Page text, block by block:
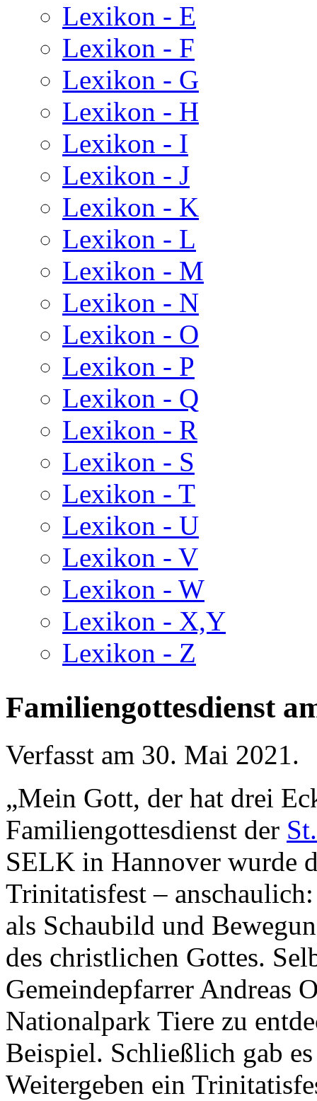
Lexikon - E
Lexikon - F
Lexikon - G
Lexikon - H
Lexikon - I
Lexikon - J
Lexikon - K
Lexikon - L
Lexikon - M
Lexikon - N
Lexikon - O
Lexikon - P
Lexikon - Q
Lexikon - R
Lexikon - S
Lexikon - T
Lexikon - U
Lexikon - V
Lexikon - W
Lexikon - X,Y
Lexikon - Z
Familiengottesdienst
Verfasst am 30. Mai 2021.
„Mein Gott, der hat drei
Familiengottesdienst der
SELK in Hannover wurde
Trinitatisfest –
als Schaubild und
des christlichen Gottes.
Gemeindepfarrer Andreas
Nationalpark Tiere zu
Beispiel. Schließlich gab
Weitergeben ein